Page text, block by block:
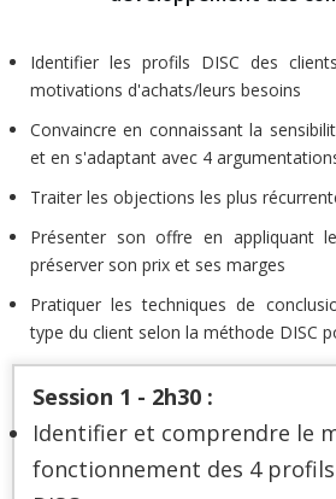
Identifier les profils DISC des
motivations d'achats/leurs besoins
Convaincre en connaissant la
et en s'adaptant avec 4
Traiter les objections les plus
Présenter son offre en appliquant
préserver son prix et ses marges
Pratiquer les techniques de
type du client selon la méthode DISC
Session 1 - 2h30 :
Identifier et comprendre le
fonctionnement des 4